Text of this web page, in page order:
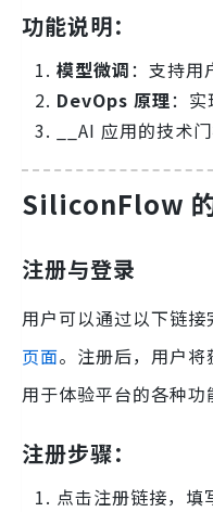
功能说明：
模型微调：支持用
DevOps 原理：实
__AI 应用的技术门
SiliconFlow
注册与登录
用户可以通过以下链接
页面。注册后，用户将
用于体验平台的各种功
注册步骤：
点击注册链接，填